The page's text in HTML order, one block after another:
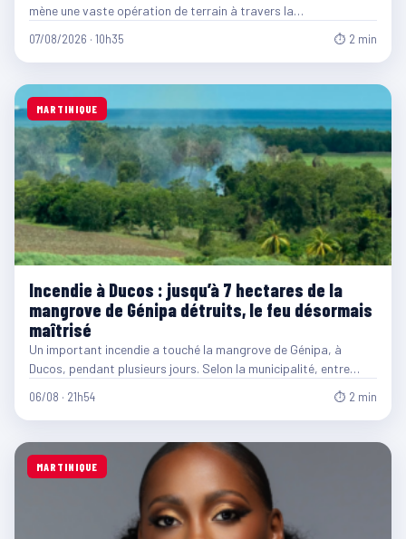
mène une vaste opération de terrain à travers la…
07/08/2026 · 10h35 ⏱ 2 min
MARTINIQUE
Incendie à Ducos : jusqu’à 7 hectares de la
mangrove de Génipa détruits, le feu désormais
maîtrisé
Un important incendie a touché la mangrove de Génipa, à
Ducos, pendant plusieurs jours. Selon la municipalité, entre…
06/08 · 21h54 ⏱ 2 min
MARTINIQUE